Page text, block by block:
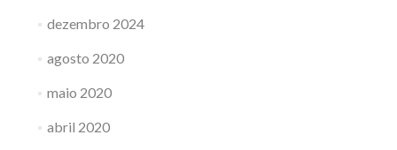
dezembro 2024
agosto 2020
maio 2020
abril 2020